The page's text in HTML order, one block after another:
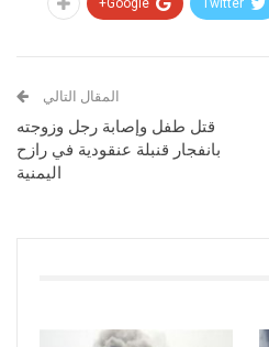
Twitter
Google+
المقال التالي
قتل طفل وإصابة رجل وزوجته
بانفجار قنبلة عنقودية في رازح
اليمنية